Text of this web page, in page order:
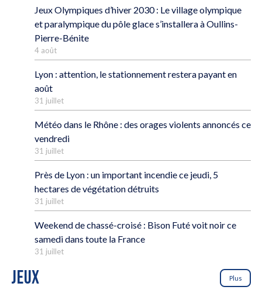
Jeux Olympiques d’hiver 2030 : Le village olympique
et paralympique du pôle glace s’installera à Oullins-
Pierre-Bénite
4 août
Lyon : attention, le stationnement restera payant en
août
31 juillet
Météo dans le Rhône : des orages violents annoncés ce
vendredi
31 juillet
Près de Lyon : un important incendie ce jeudi, 5
hectares de végétation détruits
31 juillet
Weekend de chassé-croisé : Bison Futé voit noir ce
samedi dans toute la France
31 juillet
JEUX Plus